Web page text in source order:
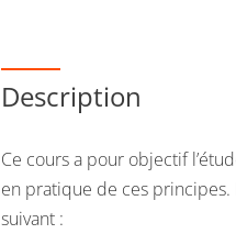
Description
Ce cours a pour objectif
en pratique de ces
suivant :